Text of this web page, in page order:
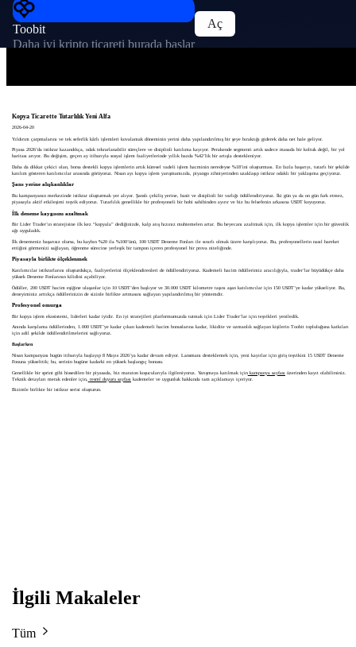
Toobit
Daha iyi kripto ticareti burada başlar
Aç
Kopya Ticarette Tutarlılık Yeni Alfa
2026-04-20
Yıldırım çarpmalarını ve tek seferlik kârlı işlemleri kovalamak döneminin yerini daha yapılandırılmış bir şeye bıraktığı giderek daha net hale geliyor.
Piyasa 2026’da istikrar kazandıkça, odak tekrarlanabilir süreçlere ve disiplinli katılıma kayıyor. Perakende segmenti artık sadece masada bir koltuk değil, bir yol
haritası arıyor. Bu değişim, geçen ay itibarıyla sosyal işlem faaliyetlerinde yıllık bazda %42’lik bir artışla destekleniyor.
Daha da dikkat çekici olan, borsa destekli kopya işlemlerin artık küresel vadeli işlem hacminin neredeyse %18’ini oluşturması. En fazla başarıyı, tutarlı bir şekilde
katılım gösteren katılımcılar arasında görüyoruz. Nisan ayı kopya işlem yarışmamızda, piyango zihniyetinden uzaklaşıp istikrar odaklı bir yaklaşıma geçiyoruz.
Şans yerine alışkanlıklar
Bu kampanyanın merkezinde istikrar oluşturmak yer alıyor. Şanslı çekiliş yerine, basit ve disiplinli bir varlığı ödüllendiriyoruz. İki gün ya da on gün fark etmez,
piyasayla aktif etkileşimi teşvik ediyoruz. Tutarlılık genellikle bir profesyoneli bir hobi sahibinden ayırır ve biz bu felsefenin arkasına USDT koyuyoruz.
İlk deneme kaygısını azaltmak
Bir Lider Trader’ın stratejisine ilk kez “kopyala” dediğinizde, kalp atış hızınız muhtemelen artar. Bu heyecanı azaltmak için, ilk kopya işlemler için bir güvenlik
ağı uyguladık.
İlk denemeniz başarısız olursa, bu kaybın %20 ila %100’ünü, 100 USDT Deneme Fonları ile sınırlı olmak üzere karşılıyoruz. Bu, profesyonellerin nasıl hareket
ettiğini görmenizi sağlayan, öğrenme sürecine yerleşik bir tampon içeren profesyonel bir prova niteliğinde.
Piyasayla birlikte ölçeklenmek
Katılımcılar istikrarlarını oluşturdukça, faaliyetlerini ölçeklendirenleri de ödüllendiriyoruz. Kademeli hacim ödüllerimiz aracılığıyla, trader’lar büyüdükçe daha
yüksek Deneme Fonlarının kilidini açabiliyor.
Ödüller, 200 USDT hacim eşiğine ulaşanlar için 10 USDT’den başlıyor ve 30.000 USDT kilometre taşını aşan katılımcılar için 150 USDT’ye kadar yükseliyor. Bu,
deneyiminiz arttıkça ödüllerinizin de sizinle birlikte artmasını sağlayan yapılandırılmış bir yöntemdir.
Profesyonel omurga
Bir kopya işlem ekosistemi, liderleri kadar iyidir. En iyi stratejileri platformumuzda tutmak için Lider Trader’lar için teşvikleri yeniledik.
Anında karşılama ödüllerinden, 1.000 USDT’ye kadar çıkan kademeli hacim bonuslarına kadar, likidite ve uzmanlık sağlayan kişilerin Toobit topluluğuna katkıları
için adil şekilde ödüllendirilmelerini sağlıyoruz.
Başlarken
Nisan kampanyası bugün itibarıyla başlayıp 8 Mayıs 2026’ya kadar devam ediyor. Lansmanı desteklemek için, yeni kayıtlar için giriş teşvikini 15 USDT Deneme
Fonuna yükselttik; bu, serinin bugüne kadarki en yüksek başlangıç bonusu.
Genellikle bir sprint gibi hissedilen bir piyasada, biz maraton koşucularıyla ilgileniyoruz. Yarışmaya katılmak için kampanya sayfası üzerinden kayıt olabilirsiniz.
Teknik detayları merak edenler için,
resmî duyuru sayfası kademeler ve uygunluk hakkında tam açıklamayı içeriyor.
Bizimle birlikte bir istikrar serisi oluşturun.
İlgili Makaleler
Tüm